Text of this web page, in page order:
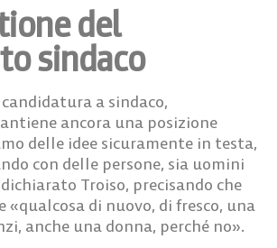
del
sindaco
a sindaco,
ancora una posizione
delle idee sicuramente in testa,
con delle persone, sia uomini
Troiso, precisando che
«qualcosa di nuovo, di fresco, una
anche una donna, perché no».